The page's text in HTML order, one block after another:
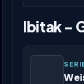
Ibitak –